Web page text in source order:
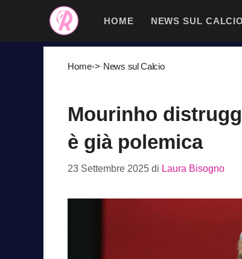
contenuto
HOME NEWS SUL
Home-> News sul Calcio
Mourinho
è già polemica
23 Settembre 2025 di Laura Bisogno